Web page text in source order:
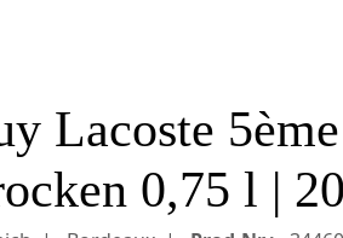
Lacoste
0,75 l |